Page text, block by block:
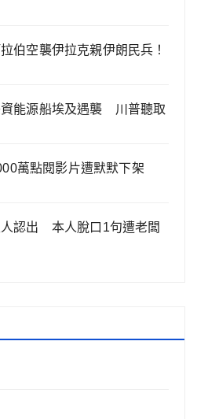
伯空襲伊拉克親伊朗民兵！
能源船埃及遇襲 川普聽取
萬點閱影片遭默默下架
認出 本人脫口1句遭老闆